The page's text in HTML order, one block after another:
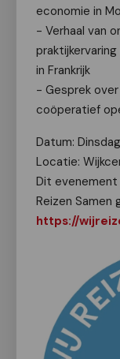
economie in
- Verhaal van
in Frankrijk
- Gesprek
coöperatief
Datum:
Locatie:
Dit
Reizen Samen
https://